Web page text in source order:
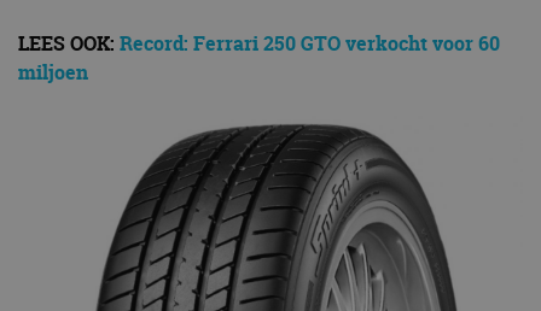
LEES OOK: Record: Ferrari 250 GTO verkocht voor 60
miljoen